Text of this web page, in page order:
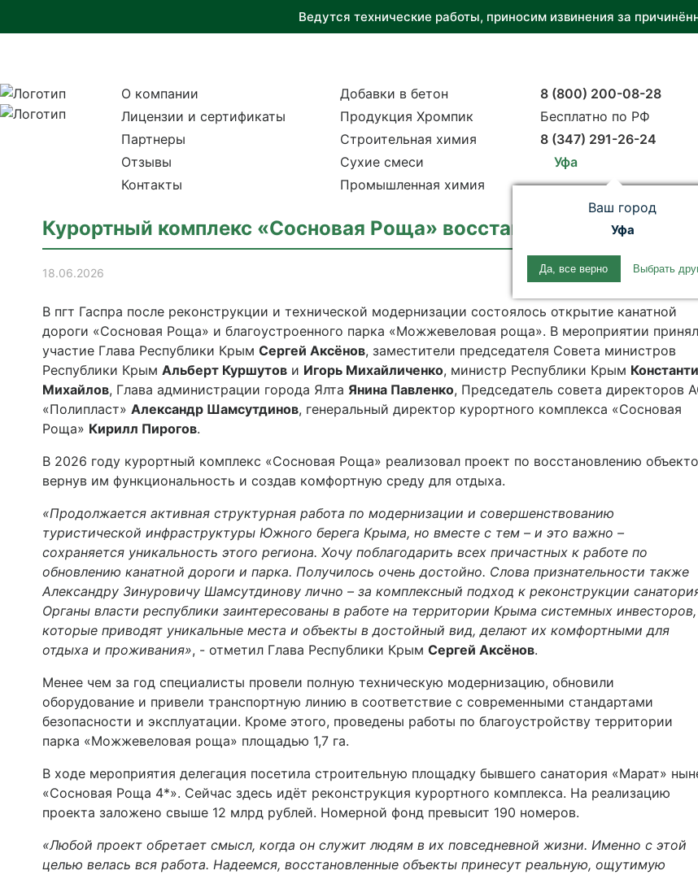
Ведутся технические работы, приносим извинения за
О компании
Лицензии и сертификаты
Партнеры
Отзывы
Контакты
Добавки в бетон
Продукция Хромпик
Строительная химия
Сухие смеси
Промышленная химия
8 (800) 200-08-28
Бесплатно по РФ
8 (347) 291-26-24
Уфа
Ваш город
Уфа
Да, все верно Выбрать
Курортный комплекс «Сосновая Роща» восстановил канатную
18.06.2026
В пгт Гаспра после реконструкции и технической модернизации состоялось открытие канатной
дороги «Сосновая Роща» и благоустроенного парка «Можжевеловая роща». В мероприятии
участие Глава Республики Крым Сергей Аксёнов, заместители председателя Совета министров
Республики Крым Альберт Куршутов и Игорь Михайличенко, министр Республики Крым
Михайлов, Глава администрации города Ялта Янина Павленко, Председатель совета директоров
«Полипласт» Александр Шамсутдинов, генеральный директор курортного комплекса «Сосновая
Роща» Кирилл Пирогов.
В 2026 году курортный комплекс «Сосновая Роща» реализовал проект по восстановлению
вернув им функциональность и создав комфортную среду для отдыха.
«Продолжается активная структурная работа по модернизации и совершенствованию
туристической инфраструктуры Южного берега Крыма, но вместе с тем – и это важно –
сохраняется уникальность этого региона. Хочу поблагодарить всех причастных к работе по
обновлению канатной дороги и парка. Получилось очень достойно. Слова признательности также
Александру Зинуровичу Шамсутдинову лично – за комплексный подход к реконструкции
Органы власти республики заинтересованы в работе на территории Крыма системных инвесторов,
которые приводят уникальные места и объекты в достойный вид, делают их комфортными для
отдыха и проживания», - отметил Глава Республики Крым Сергей Аксёнов.
Менее чем за год специалисты провели полную техническую модернизацию, обновили
оборудование и привели транспортную линию в соответствие с современными стандартами
безопасности и эксплуатации. Кроме этого, проведены работы по благоустройству территории
парка «Можжевеловая роща» площадью 1,7 га.
В ходе мероприятия делегация посетила строительную площадку бывшего санатория «Марат»
«Сосновая Роща 4*». Сейчас здесь идёт реконструкция курортного комплекса. На реализацию
проекта заложено свыше 12 млрд рублей. Номерной фонд превысит 190 номеров.
«Любой проект обретает смысл, когда он служит людям в их повседневной жизни. Именно с этой
целью велась вся работа. Надеемся, восстановленные объекты принесут реальную, ощутимую